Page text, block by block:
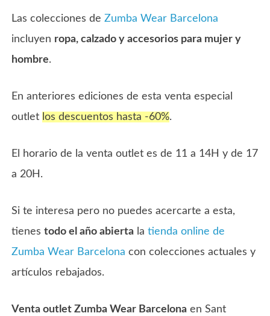
Las colecciones deZumba Wear Barcelona
incluyen ropa, calzado y accesorios para mujer y
hombre.
En anteriores ediciones de esta venta especial
outlet los descuentos hasta -60%.
El horario de la venta outlet es de 11 a 14H y de 17
a 20H.
Si te interesa pero no puedes acercarte a esta,
tienestodo el año abierta latienda online de
Zumba Wear Barcelona con colecciones actuales y
artículos rebajados.
Venta outlet Zumba Wear Barcelona en Sant